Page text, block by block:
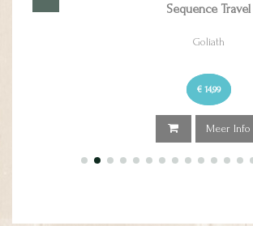
Sequence Travel
Goliath
€ 14,99
Meer Info